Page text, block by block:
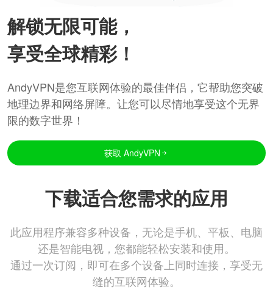
解锁无限可能，
享受全球精彩！
AndyVPN是您互联网体验的最佳伴侣，它帮助您突破
地理边界和网络屏障。让您可以尽情地享受这个无界
限的数字世界！
获取 AndyVPN
下载适合您需求的应用
此应用程序兼容多种设备，无论是手机、平板、电脑
还是智能电视，您都能轻松安装和使用。
通过一次订阅，即可在多个设备上同时连接，享受无
缝的互联网体验。